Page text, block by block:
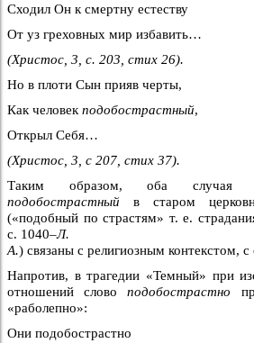
Сходил Он к смертну естеству
От уз греховных мир избавить…
(Христос, 3, с. 203, стих 26).
Но в плоти Сын прияв черты,
Как человек подобострастный,
Открыл Себя…
(Христос, 3, с 207, стих 37).
Таким образом, оба случая
подобострастный в старом
(«подобный по страстям» т. е.
с. 1040–Л.
А.) связаны с религиозным контекстом,
Напротив, в трагедии «Темный» при
отношений словоподобострастно
«раболепно»:
Они подобострастно